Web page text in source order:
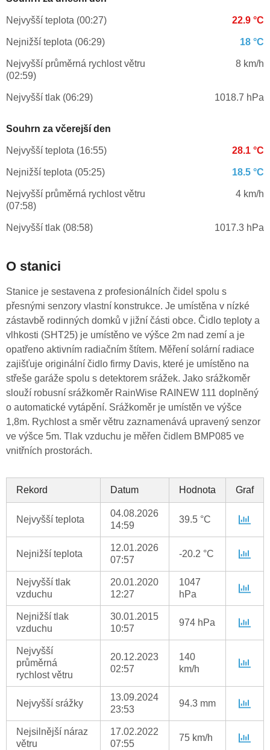
Nejvyšší teplota (00:27) 22.9 °C
Nejnižší teplota (06:29) 18 °C
Nejvyšší průměrná rychlost větru
(02:59)
8 km/h
Nejvyšší tlak (06:29) 1018.7 hPa
Souhrn za včerejší den
Nejvyšší teplota (16:55) 28.1 °C
Nejnižší teplota (05:25) 18.5 °C
Nejvyšší průměrná rychlost větru
(07:58)
4 km/h
Nejvyšší tlak (08:58) 1017.3 hPa
O stanici
Stanice je sestavena z profesionálních čidel spolu s
přesnými senzory vlastní konstrukce. Je umístěna v nízké
zástavbě rodinných domků v jižní části obce. Čidlo teploty a
vlhkosti (SHT25) je umístěno ve výšce 2m nad zemí a je
opatřeno aktivním radiačním štítem. Měření solární radiace
zajišťuje originální čidlo firmy Davis, které je umístěno na
střeše garáže spolu s detektorem srážek. Jako srážkoměr
slouží robusní srážkoměr RainWise RAINEW 111 doplněný
o automatické vytápění. Srážkoměr je umístěn ve výšce
1,8m. Rychlost a směr větru zaznamenává upravený senzor
ve výšce 5m. Tlak vzduchu je měřen čidlem BMP085 ve
vnitřních prostorách.
Rekord Datum Hodnota Graf
Nejvyšší teplota
04.08.2026
14:59
39.5 °C
Nejnižší teplota
12.01.2026
07:57
-20.2 °C
Nejvyšší tlak
vzduchu
20.01.2020
12:27
1047
hPa
Nejnižší tlak
vzduchu
30.01.2015
10:57
974 hPa
Nejvyšší
průměrná
rychlost větru
20.12.2023
02:57
140
km/h
Nejvyšší srážky
13.09.2024
23:53
94.3 mm
Nejsilnější náraz
větru
17.02.2022
07:55
75 km/h